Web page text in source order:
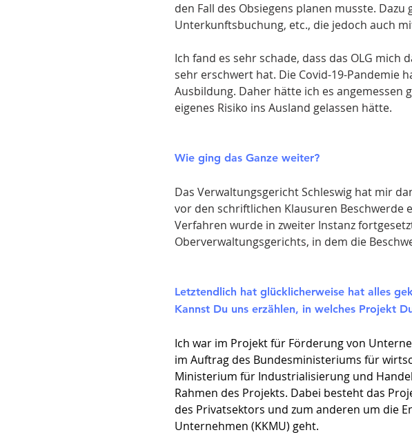
den Fall des Obsiegens planen musste.
Unterkunftsbuchung, etc., die jedoch auch
Ich fand es sehr schade, dass das OLG
sehr erschwert hat. Die Covid-19-Pandemie
Ausbildung. Daher hätte ich es angemessen
eigenes Risiko ins Ausland gelassen hätte.
Wie ging das Ganze weiter?
Das Verwaltungsgericht Schleswig hat mir
vor den schriftlichen Klausuren Beschwerde
Verfahren wurde in zweiter Instanz
Oberverwaltungsgerichts, in dem die
Letztendlich hat glücklicherweise hat alles
Kannst Du uns erzählen, in welches Projekt
Ich war im Projekt für Förderung von
im Auftrag des Bundesministeriums für
Ministerium für Industrialisierung und
Rahmen des Projekts. Dabei besteht das
des Privatsektors und zum anderen um die
Unternehmen (KKMU) geht.